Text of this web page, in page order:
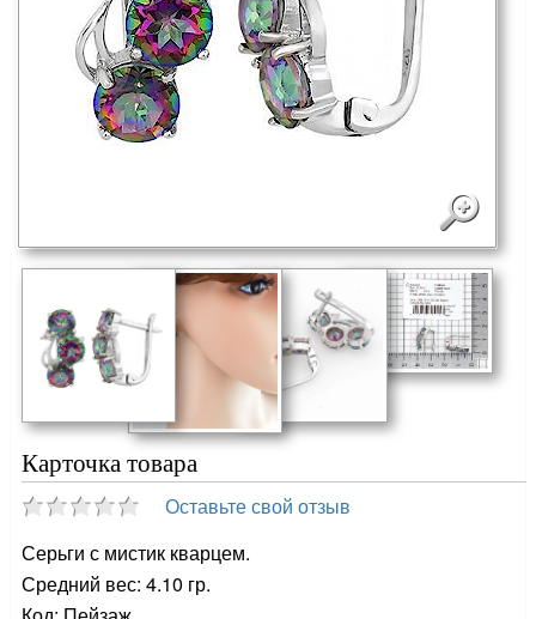
Карточка товара
Оставьте свой отзыв
Серьги с мистик кварцем.
Средний вес: 4.10 гр.